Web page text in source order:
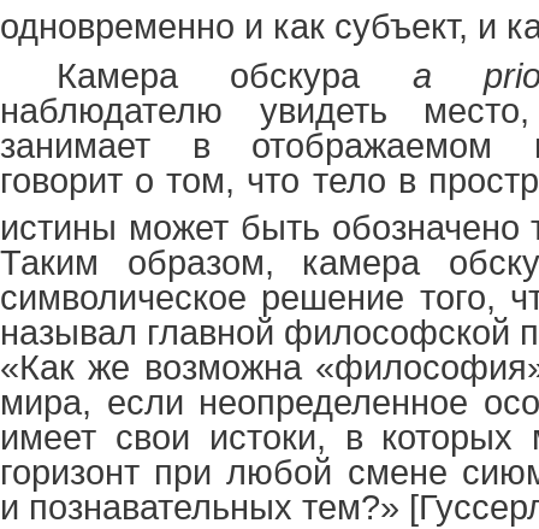
одновременно и как субъект, и
Камера обскура a
наблюдателю увидеть
занимает в отображаемом
говорит о том, что тело в
истины может быть обозначено
Таким образом, камера
символическое решение того,
называл главной философской
«Как же возможна
мира, если неопределенное
имеет свои истоки, в которых
горизонт при любой смене
и познавательных тем?»